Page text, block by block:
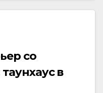
со
в